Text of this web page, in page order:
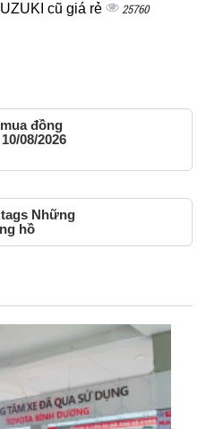
cũ giá rẻ 25760
đồng
08/2026
Những
hồ